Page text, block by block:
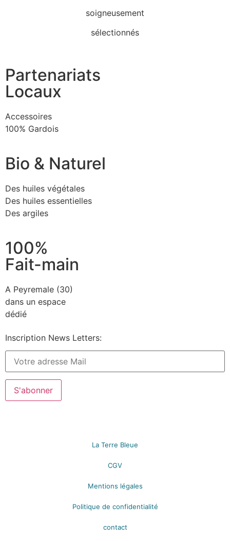
soigneusement
sélectionnés
Partenariats
Locaux
Accessoires
100% Gardois
Bio & Naturel
Des huiles végétales
Des huiles essentielles
Des argiles
100%
Fait-main
A Peyremale (30)
dans un espace
dédié
Inscription News Letters:
La Terre Bleue
CGV
Mentions légales
Politique de confidentialité
contact